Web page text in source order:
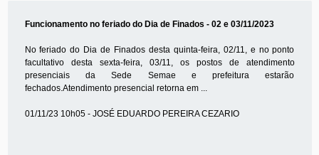
Funcionamento no feriado do Dia de Finados - 02 e 03/11/2023
No feriado do Dia de Finados desta quinta-feira, 02/11, e no ponto
facultativo desta sexta-feira, 03/11, os postos de atendimento
presenciais da Sede Semae e prefeitura estarão
fechados.Atendimento presencial retorna em ...
01/11/23 10h05 - JOSÉ EDUARDO PEREIRA CEZARIO